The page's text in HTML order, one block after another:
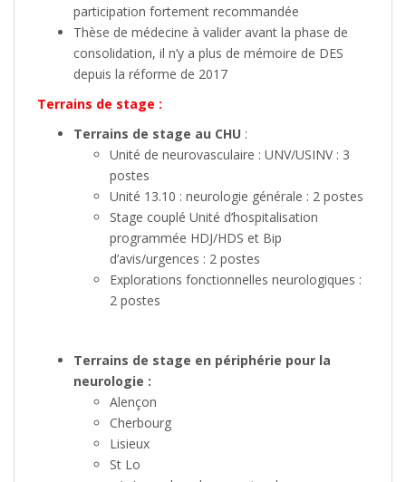
participation fortement recommandée
Thèse de médecine à valider avant la phase de
consolidation, il n’y a plus de mémoire de DES
depuis la réforme de 2017
Terrains de stage :
Terrains de stage au CHU :
Unité de neurovasculaire : UNV/USINV : 3
postes
Unité 13.10 : neurologie générale : 2 postes
Stage couplé Unité d’hospitalisation
programmée HDJ/HDS et Bip
d’avis/urgences : 2 postes
Explorations fonctionnelles neurologiques :
2 postes
Terrains de stage en périphérie pour la
neurologie :
Alençon
Cherbourg
Lisieux
St Lo